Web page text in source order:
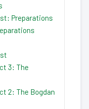
Preparations
3: The
2: The Bogdan